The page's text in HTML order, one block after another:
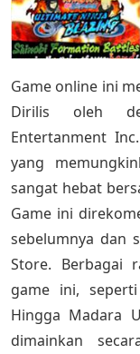
Game online ini
Dirilis oleh
Entertanment
yang
sangat hebat
Game ini
sebelumnya dan
Store. Berbagai
game ini,
Hingga Madara
dimainkan